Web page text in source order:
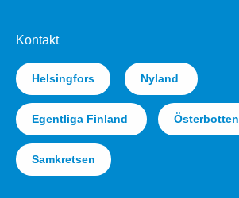
Kontakt
Helsingfors Nyland
Egentliga Finland Österbotten
Samkretsen